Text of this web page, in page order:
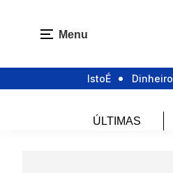
Menu
IstoÉ Dinheiro
ÚLTIMAS